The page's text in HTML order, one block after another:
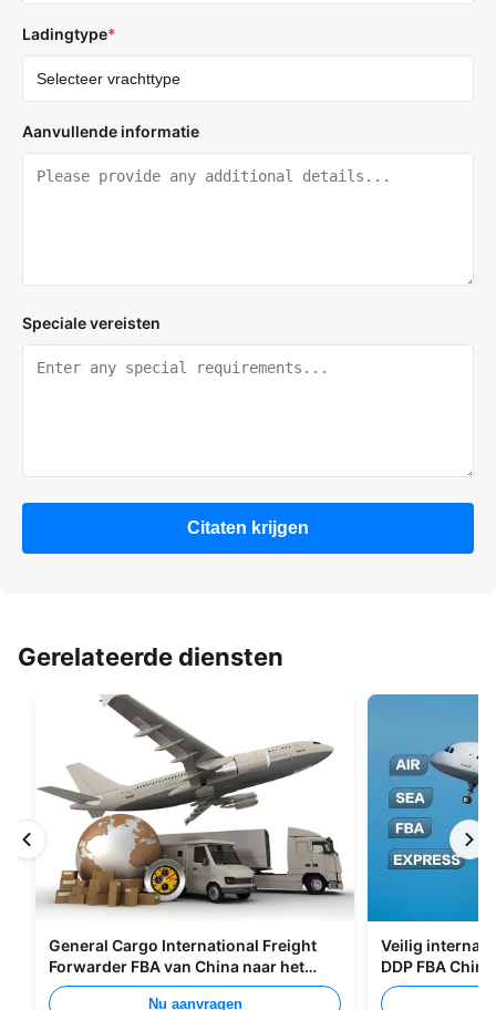
Ladingtype*
Aanvullende informatie
Speciale vereisten
Citaten krijgen
Gerelateerde diensten
General Cargo International Freight
Forwarder FBA van China naar het
Verenigd Koninkrijk Italië Portugal
Nu aanvragen
Veilig
DDP FBA